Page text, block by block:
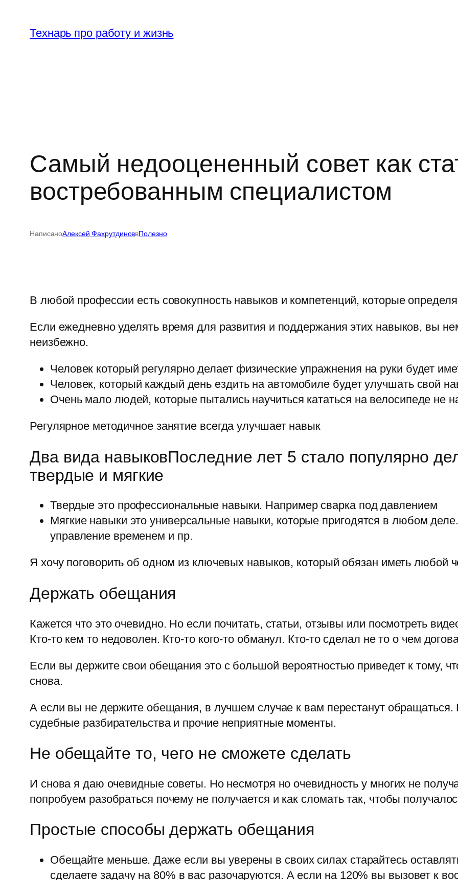
содержимому
Технарь про работу и жизнь
Самый недооцененный совет как
востребованным специалистом
НаписаноАлексей ФахрутдиноввПолезно
В любой профессии есть совокупность навыков и компетенций, которые
Если ежедневно уделять время для развития и поддержания этих навыков, вы
неизбежно.
Человек который регулярно делает физические упражнения на руки будет
Человек, который каждый день ездить на автомобиле будет улучшать свой
Очень мало людей, которые пытались научиться кататься на велосипеде не
Регулярное методичное занятие всегда улучшает навык
Два вида навыковПоследние лет 5 стало популярно
твердые и мягкие
Твердые это профессиональные навыки. Например сварка под давлением
Мягкие навыки это универсальные навыки, которые пригодятся в любом
управление временем и пр.
Я хочу поговорить об одном из ключевых навыков, который обязан иметь любой
Держать обещания
Кажется что это очевидно. Но если почитать, статьи, отзывы или посмотреть
Кто-то кем то недоволен. Кто-то кого-то обманул. Кто-то сделал не то о чем
Если вы держите свои обещания это с большой вероятностью приведет к тому,
снова.
А если вы не держите обещания, в лучшем случае к вам перестанут обращаться.
судебные разбирательства и прочие неприятные моменты.
Не обещайте то, чего не сможете сделать
И снова я даю очевидные советы. Но несмотря но очевидность у многих не
попробуем разобраться почему не получается и как сломать так, чтобы
Простые способы держать обещания
Обещайте меньше. Даже если вы уверены в своих силах старайтесь
сделаете задачу на 80% в вас разочаруются. А если на 120% вы вызовет к